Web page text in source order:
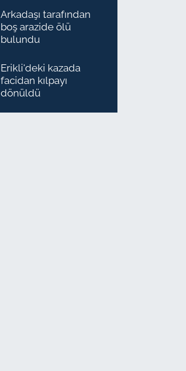
Arkadaşı tarafından
boş arazide ölü
bulundu
Erikli'deki kazada
facidan kılpayı
dönüldü